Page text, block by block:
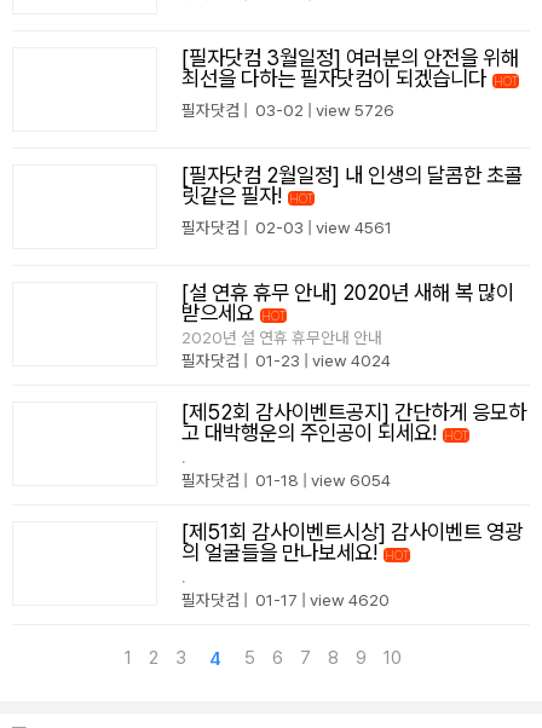
[필자닷컴 3월일정] 여러분의 안전을 위해
최선을 다하는 필자닷컴이 되겠습니다 HOT
필자닷컴 03-02 view 5726
[필자닷컴 2월일정] 내 인생의 달콤한 초콜
릿같은 필자! HOT
필자닷컴 02-03 view 4561
[설 연휴 휴무 안내] 2020년 새해 복 많이
받으세요 HOT
2020년 설 연휴 휴무안내 안내
필자닷컴
01-23 view 4024
[제52회 감사이벤트공지] 간단하게 응모하
고 대박행운의 주인공이 되세요! HOT
.
필자닷컴
01-18 view 6054
[제51회 감사이벤트시상] 감사이벤트 영광
의 얼굴들을 만나보세요! HOT
.
필자닷컴
01-17 view 4620
1 2 3 4 5 6 7 8 9 10